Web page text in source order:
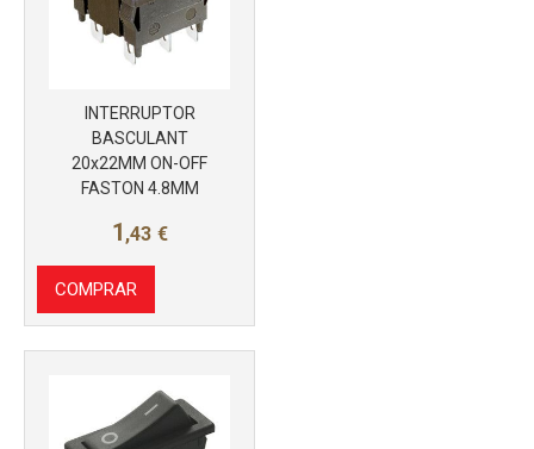
INTERRUPTOR
BASCULANT
20x22MM ON-OFF
FASTON 4.8MM
1 ,43 €
COMPRAR
Más info